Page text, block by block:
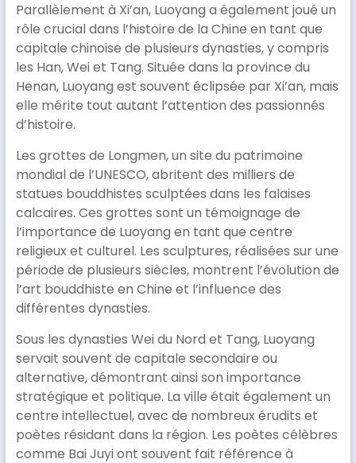
Parallèlement à Xi’an, Luoyang a également joué un
rôle crucial dans l’histoire de la Chine en tant que
capitale chinoise de plusieurs dynasties, y compris
les Han, Wei et Tang. Située dans la province du
Henan, Luoyang est souvent éclipsée par Xi’an, mais
elle mérite tout autant l’attention des passionnés
d’histoire.
Les grottes de Longmen, un site du patrimoine
mondial de l’UNESCO, abritent des milliers de
statues bouddhistes sculptées dans les falaises
calcaires. Ces grottes sont un témoignage de
l’importance de Luoyang en tant que centre
religieux et culturel. Les sculptures, réalisées sur une
période de plusieurs siècles, montrent l’évolution de
l’art bouddhiste en Chine et l’influence des
différentes dynasties.
Sous les dynasties Wei du Nord et Tang, Luoyang
servait souvent de capitale secondaire ou
alternative, démontrant ainsi son importance
stratégique et politique. La ville était également un
centre intellectuel, avec de nombreux érudits et
poètes résidant dans la région. Les poètes célèbres
comme Bai Juyi ont souvent fait référence à